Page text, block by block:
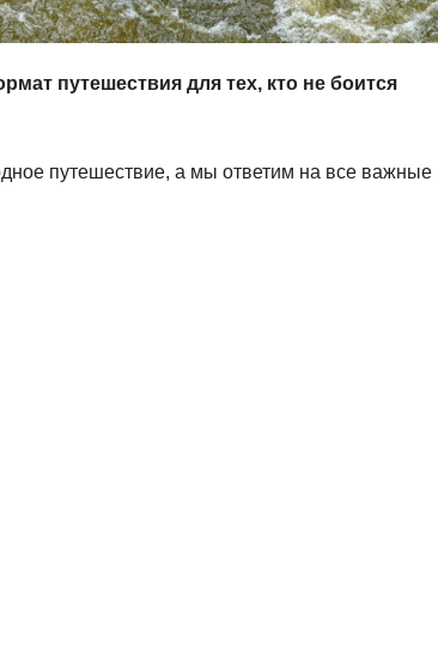
путешествия для тех, кто не боится
путешествие, а мы ответим на все важные